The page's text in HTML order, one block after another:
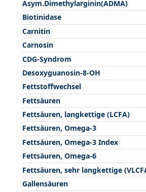
Asym.Dimethylarginin(ADMA)
Biotinidase
Carnitin
Carnosin
CDG-Syndrom
Desoxyguanosin-8-OH
Fettstoffwechsel
Fettsäuren
Fettsäuren, langkettige (LCFA)
Fettsäuren, Omega-3
Fettsäuren, Omega-3 Index
Fettsäuren, Omega-6
Fettsäuren, sehr langkettige
Gallensäuren